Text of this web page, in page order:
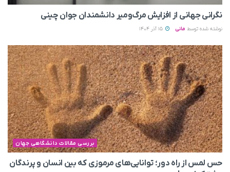
نگرانی جهانی از افزایش مرگ‌ومیر دانشمندان جوان چینی
نوشته شده توسط مانی
بررسی مقالات دانشگاهی جهان
حس لمس از راه دور؛ توانایی‌های مرموزی که بین انسان و پرندگان